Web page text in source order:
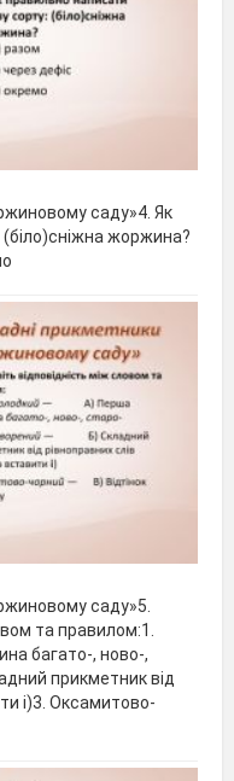
саду»4. Як
жоржина?
саду»5.
та правилом:1.
багато-, ново-,
прикметник від
і)3. Оксамитово-